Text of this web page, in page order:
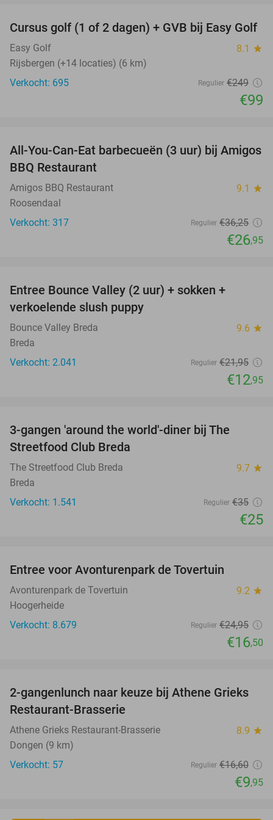
60%
Cursus golf (1 of 2 dagen) + GVB bij Easy Golf
Easy Golf 8.1 star
Rijsbergen (+14 locaties) (6 km)
Verkocht: 695
Regulier €249
€99
26%
All-You-Can-Eat barbecueën (3 uur) bij Amigos
BBQ Restaurant
Amigos BBQ Restaurant 9.1 star
Roosendaal
Verkocht: 317
Regulier €36,25
€26,95
Entree Bounce Valley (2 uur) + sokken +
verkoelende slush puppy
Bounce Valley Breda 9.6 star
Breda
Verkocht: 2.041
Regulier €21,95
€12,95
3-gangen 'around the world'-diner bij The
Streetfood Club Breda
The Streetfood Club Breda 9.7 star
Breda
Verkocht: 1.541
Regulier €35
€25
Entree voor Avonturenpark de Tovertuin
Avonturenpark de Tovertuin 9.2 star
Hoogerheide
Verkocht: 8.679
Regulier €24,95
€16,50
40%
2-gangenlunch naar keuze bij Athene Grieks
Restaurant-Brasserie
Athene Grieks Restaurant-Brasserie 8.9 star
Dongen (9 km)
Verkocht: 57
Regulier €16,60
€9,95